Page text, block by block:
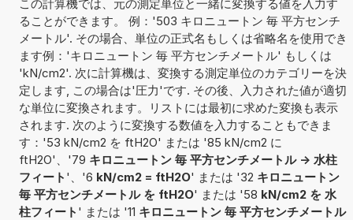
この計算機では、元の測定単位と一緒に変換する値を入力す
ることができます。 例：'503 キロニュートン 毎 平方センチ
メートル'. その場合、単位の正式名もしくは省略名を使用でき
ます例：'キロニュートン 毎 平方センチメートル' もしくは
'kN/cm2'. 次に計算機は、変換する測定単位のカテゴリーを決
定します, この場合は'圧力'です. その後、入力された値が適切
な単位に変換されます。リストには最初に求めた変換も表示
されます. 次のように変換する数値を入力することもできま
す：'53 kN/cm2 を ftH2O' または '85 kN/cm2 に
ftH2O'、'79 キロニュートン 毎 平方センチメートル -> 水柱
フィート '、'6 kN/cm2 = ftH2O' または '32 キロニュートン
毎 平方センチメートル を ftH2O' または '58 kN/cm2 を 水
柱フィート ' または '11 キロニュートン 毎 平方センチメートル